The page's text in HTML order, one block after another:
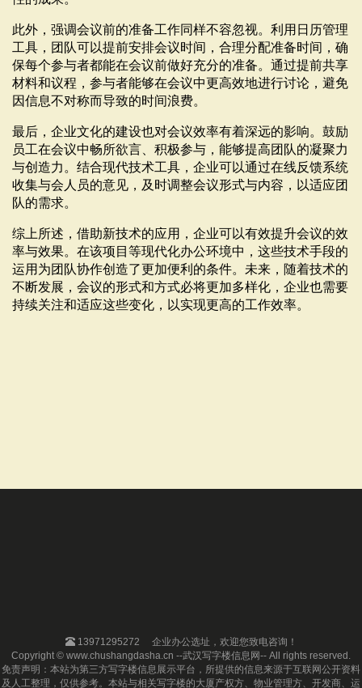
此外，强调会议前的准备工作同样不容忽视。利用日历管理
工具，团队可以提前安排会议时间，合理分配准备时间，确
保每个参与者都能在会议前做好充分的准备。通过提前共享
材料和议程，参与者能够在会议中更高效地进行讨论，避免
因信息不对称而导致的时间浪费。
最后，企业文化的建设也对会议效率有着深远的影响。鼓励
员工在会议中畅所欲言、积极参与，能够提高团队的凝聚力
与创造力。结合现代技术工具，企业可以通过在线反馈系统
收集与会人员的意见，及时调整会议形式与内容，以适应团
队的需求。
综上所述，借助新技术的应用，企业可以有效提升会议的效
率与效果。在该项目等现代化办公环境中，这些技术手段的
运用为团队协作创造了更加便利的条件。未来，随着技术的
不断发展，会议的形式和方式必将更加多样化，企业也需要
持续关注和适应这些变化，以实现更高的工作效率。
13971295272
企业办公选址，欢迎您致电咨询！
Copyright © www.chushangdasha.cn --武汉写字楼信息网-- All rights reserved.
免责声明：本站为第三方写字楼信息展示平台，所提供的信息来源于互联网公开资料
及人工整理，仅供参考。本站与相关写字楼的大厦产权方、物业管理方、开发商、运